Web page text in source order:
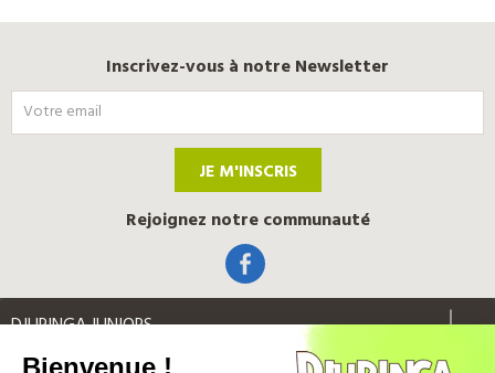
Inscrivez-vous à notre Newsletter
JE M'INSCRIS
Rejoignez notre communauté
DJURINGA JUNIORS
Bienvenue !